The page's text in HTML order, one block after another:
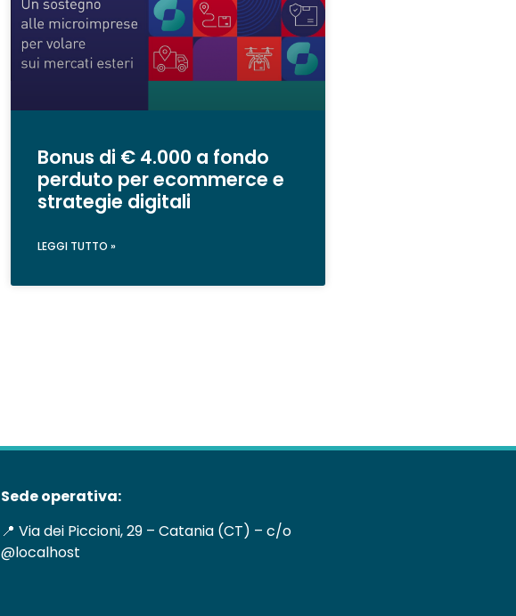
Bonus di € 4.000 a fondo
perduto per ecommerce e
strategie digitali
LEGGI TUTTO »
Sede operativa:
📍 Via dei Piccioni, 29 – Catania (CT) – c/o
@localhost